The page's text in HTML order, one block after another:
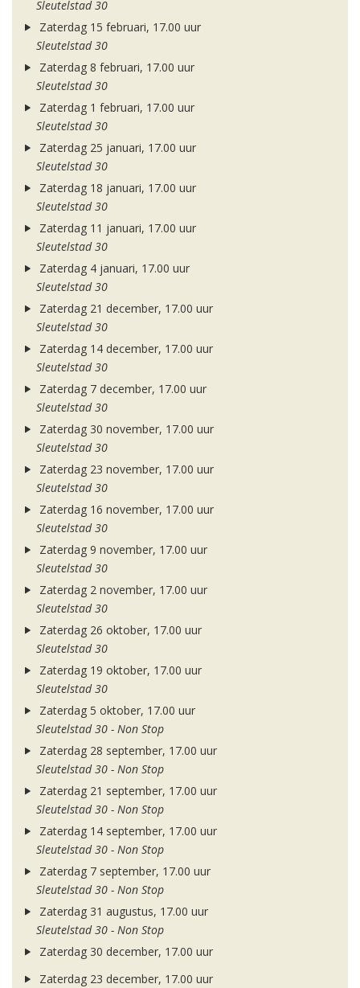
Sleutelstad 30
Zaterdag 15 februari, 17.00 uur
Sleutelstad 30
Zaterdag 8 februari, 17.00 uur
Sleutelstad 30
Zaterdag 1 februari, 17.00 uur
Sleutelstad 30
Zaterdag 25 januari, 17.00 uur
Sleutelstad 30
Zaterdag 18 januari, 17.00 uur
Sleutelstad 30
Zaterdag 11 januari, 17.00 uur
Sleutelstad 30
Zaterdag 4 januari, 17.00 uur
Sleutelstad 30
Zaterdag 21 december, 17.00 uur
Sleutelstad 30
Zaterdag 14 december, 17.00 uur
Sleutelstad 30
Zaterdag 7 december, 17.00 uur
Sleutelstad 30
Zaterdag 30 november, 17.00 uur
Sleutelstad 30
Zaterdag 23 november, 17.00 uur
Sleutelstad 30
Zaterdag 16 november, 17.00 uur
Sleutelstad 30
Zaterdag 9 november, 17.00 uur
Sleutelstad 30
Zaterdag 2 november, 17.00 uur
Sleutelstad 30
Zaterdag 26 oktober, 17.00 uur
Sleutelstad 30
Zaterdag 19 oktober, 17.00 uur
Sleutelstad 30
Zaterdag 5 oktober, 17.00 uur
Sleutelstad 30 - Non Stop
Zaterdag 28 september, 17.00 uur
Sleutelstad 30 - Non Stop
Zaterdag 21 september, 17.00 uur
Sleutelstad 30 - Non Stop
Zaterdag 14 september, 17.00 uur
Sleutelstad 30 - Non Stop
Zaterdag 7 september, 17.00 uur
Sleutelstad 30 - Non Stop
Zaterdag 31 augustus, 17.00 uur
Sleutelstad 30 - Non Stop
Zaterdag 30 december, 17.00 uur
Zaterdag 23 december, 17.00 uur